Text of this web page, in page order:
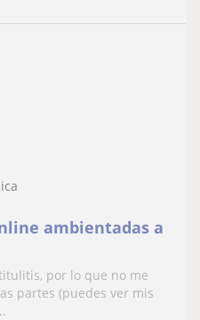
ambientadas a
por lo que no me
partes (puedes ver mis